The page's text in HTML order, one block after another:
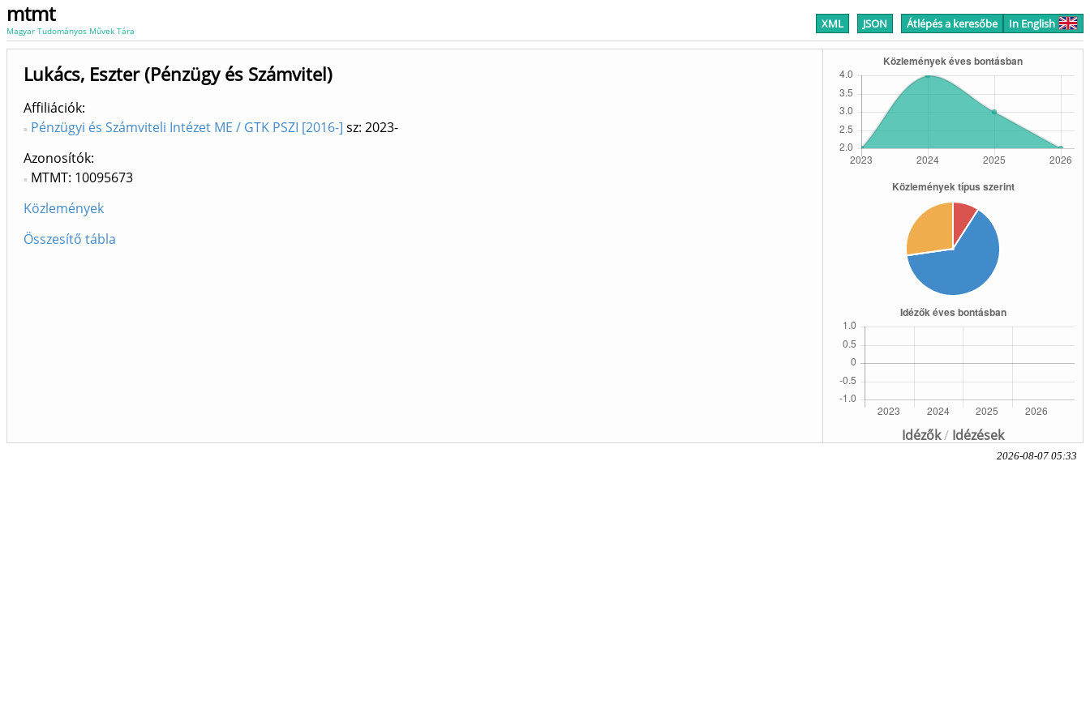
mtmt
Magyar Tudományos Művek Tára XML JSON Átlépés a keresőbe In English
Idézők/ Idézések
Lukács, Eszter (Pénzügy és Számvitel)
Affiliációk
Pénzügyi és Számviteli Intézet ME / GTK PSZI [2016-] sz: 2023-
Azonosítók
MTMT: 10095673
Közlemények
Összesítő tábla
2026-08-07 05:33